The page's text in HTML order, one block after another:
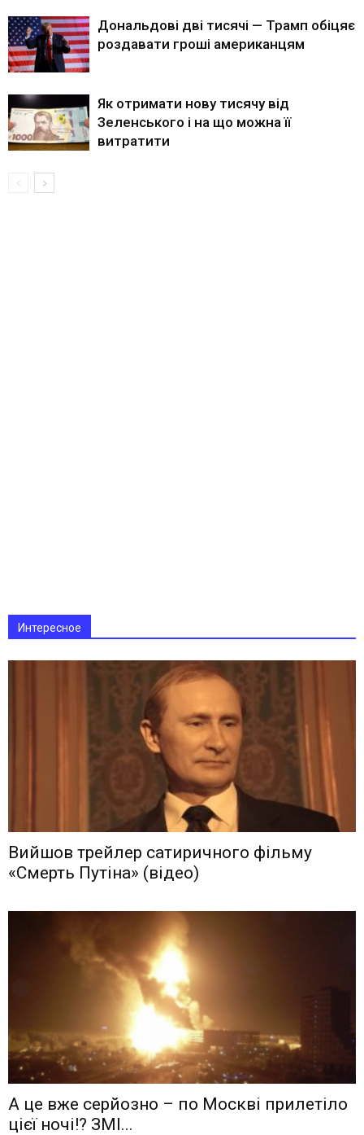
Дональдові дві тисячі — Трамп обіцяє
роздавати гроші американцям
Як отримати нову тисячу від
Зеленського і на що можна її
витратити
Интересное
Вийшов трейлер сатиричного фільму
«Смерть Путіна» (відео)
А це вже серйозно – по Москві прилетіло
цієї ночі!? ЗМІ...